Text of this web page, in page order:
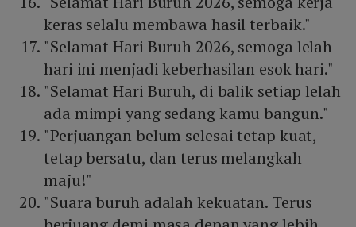
keras selalu membawa hasil terbaik."
"Selamat Hari Buruh 2026, semoga lelah
hari ini menjadi keberhasilan esok hari."
"Selamat Hari Buruh, di balik setiap lelah
ada mimpi yang sedang kamu bangun."
"Perjuangan belum selesai tetap kuat,
tetap bersatu, dan terus melangkah
maju!"
"Suara buruh adalah kekuatan. Terus